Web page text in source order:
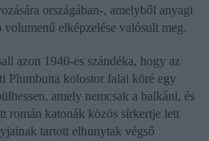
országában-, amelyből anyagi
elképzelése valósult meg.
azon 1940-es szándéka, hogy az
Plumbuita kolostor falai köré egy
amely nemcsak a balkáni, és
román katonák közös sírkertje lett
tartott elhunytak végső